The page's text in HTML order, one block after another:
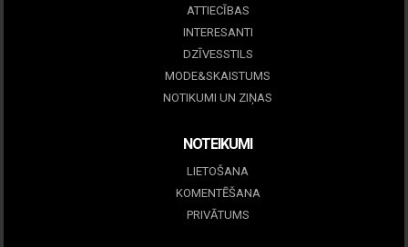
ATTIECĪBAS
INTERESANTI
DZĪVESSTILS
MODE&SKAISTUMS
NOTIKUMI UN ZIŅAS
NOTEIKUMI
LIETOŠANA
KOMENTĒŠANA
PRIVĀTUMS